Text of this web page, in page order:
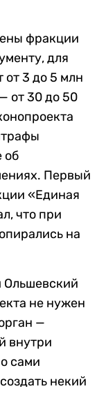
фракции
для
от 3 до 5 млн
от 30 до 50
об
Первый
«Единая
что при
на
Ольшевский
не нужен
—
внутри
сами
некий